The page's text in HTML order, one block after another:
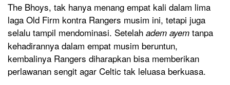
The Bhoys, tak hanya menang empat kali dalam lima
laga Old Firm kontra Rangers musim ini, tetapi juga
selalu tampil mendominasi. Setelah adem ayem tanpa
kehadirannya dalam empat musim beruntun,
kembalinya Rangers diharapkan bisa memberikan
perlawanan sengit agar Celtic tak leluasa berkuasa.